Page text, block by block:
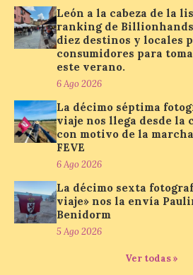
solar del 12 de agosto de 2026
obstáculos. El visor es una
la […]
Paradores renueva su
compromiso con La
como patrocinador
7 Ago 2026
La cadena hotelera
volverá a estar
en la zona de
junto al control de
y, como novedad,
para los ciclistas. El recorrido de
León a la cabeza de la
ranking de
diez destinos y locales
consumidores para
este verano.
6 Ago 2026
La décimo séptima
viaje nos llega desde la
con motivo de la
FEVE
6 Ago 2026
La décimo sexta
viaje» nos la envía
Benidorm
5 Ago 2026
Ver todas »